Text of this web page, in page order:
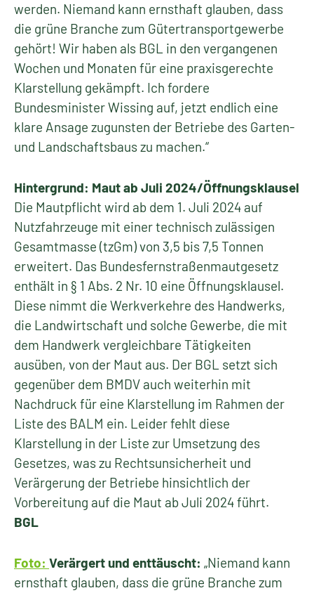
werden. Niemand kann ernsthaft glauben, dass
die grüne Branche zum Gütertransportgewerbe
gehört! Wir haben als BGL in den vergangenen
Wochen und Monaten für eine praxisgerechte
Klarstellung gekämpft. Ich fordere
Bundesminister Wissing auf, jetzt endlich eine
klare Ansage zugunsten der Betriebe des Garten-
und Landschaftsbaus zu machen.“
Hintergrund: Maut ab Juli 2024/Öffnungsklausel
Die Mautpflicht wird ab dem 1. Juli 2024 auf
Nutzfahrzeuge mit einer technisch zulässigen
Gesamtmasse (tzGm) von 3,5 bis 7,5 Tonnen
erweitert. Das Bundesfernstraßenmautgesetz
enthält in § 1 Abs. 2 Nr. 10 eine Öffnungsklausel.
Diese nimmt die Werkverkehre des Handwerks,
die Landwirtschaft und solche Gewerbe, die mit
dem Handwerk vergleichbare Tätigkeiten
ausüben, von der Maut aus. Der BGL setzt sich
gegenüber dem BMDV auch weiterhin mit
Nachdruck für eine Klarstellung im Rahmen der
Liste des BALM ein. Leider fehlt diese
Klarstellung in der Liste zur Umsetzung des
Gesetzes, was zu Rechtsunsicherheit und
Verärgerung der Betriebe hinsichtlich der
Vorbereitung auf die Maut ab Juli 2024 führt.
BGL
Foto: Verärgert und enttäuscht: „Niemand kann
ernsthaft glauben, dass die grüne Branche zum